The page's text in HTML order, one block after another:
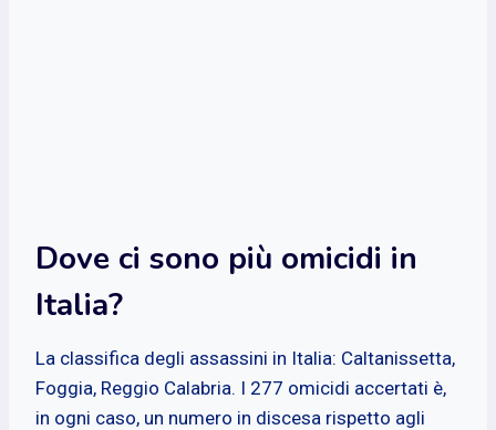
Dove ci sono più omicidi in
Italia?
La classifica degli assassini in Italia: Caltanissetta,
Foggia, Reggio Calabria. I 277 omicidi accertati è,
in ogni caso, un numero in discesa rispetto agli